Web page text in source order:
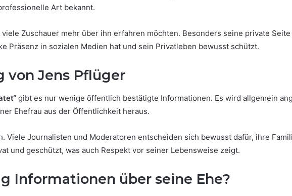
Art bekannt.
Zuschauer mehr über ihn erfahren möchten. Besonders seine private
Präsenz in sozialen Medien hat und sein Privatleben bewusst schützt.
von Jens Pflüger
gibt es nur wenige öffentlich bestätigte Informationen. Es wird allgemein
Ehefrau aus der Öffentlichkeit heraus.
Viele Journalisten und Moderatoren entscheiden sich bewusst dafür, ihre
und geschützt, was auch Respekt vor seiner Lebensweise zeigt.
Informationen über seine Ehe?